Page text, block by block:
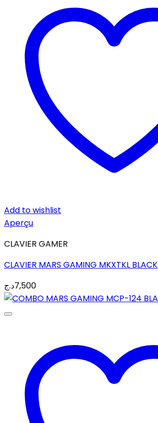
Add to wishlist
Aperçu
CLAVIER GAMER
CLAVIER MARS GAMING MKXTKL BLACK
7,500د.ج